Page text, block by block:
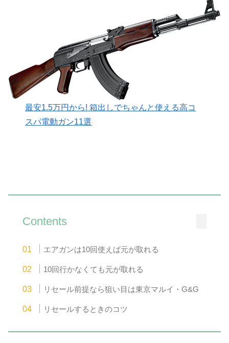
最安1.5万円から! 箱出しでちゃんと使える高コ
スパ電動ガン11選
Contents
エアガンは10回使えば元が取れる
10回行かなくても元が取れる
リセール前提なら狙い目は東京マルイ・G&G
リセールするときのコツ